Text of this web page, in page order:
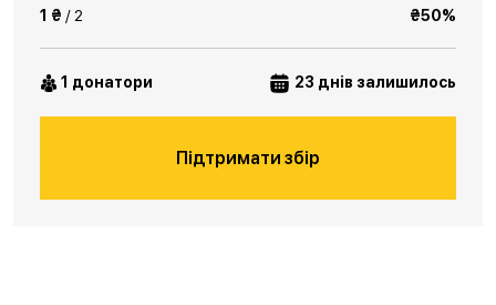
1 ₴ / 2 ₴50%
1 донатори 23 днів залишилось
Підтримати збір